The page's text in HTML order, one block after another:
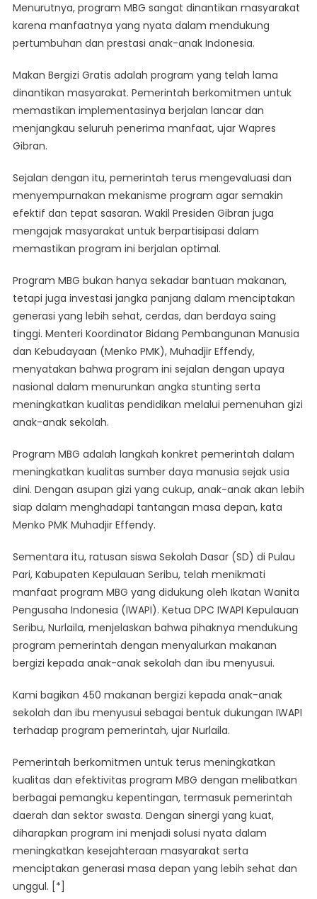
Menurutnya, program MBG sangat dinantikan masyarakat
karena manfaatnya yang nyata dalam mendukung
pertumbuhan dan prestasi anak-anak Indonesia.
Makan Bergizi Gratis adalah program yang telah lama
dinantikan masyarakat. Pemerintah berkomitmen untuk
memastikan implementasinya berjalan lancar dan
menjangkau seluruh penerima manfaat, ujar Wapres
Gibran.
Sejalan dengan itu, pemerintah terus mengevaluasi dan
menyempurnakan mekanisme program agar semakin
efektif dan tepat sasaran. Wakil Presiden Gibran juga
mengajak masyarakat untuk berpartisipasi dalam
memastikan program ini berjalan optimal.
Program MBG bukan hanya sekadar bantuan makanan,
tetapi juga investasi jangka panjang dalam menciptakan
generasi yang lebih sehat, cerdas, dan berdaya saing
tinggi. Menteri Koordinator Bidang Pembangunan Manusia
dan Kebudayaan (Menko PMK), Muhadjir Effendy,
menyatakan bahwa program ini sejalan dengan upaya
nasional dalam menurunkan angka stunting serta
meningkatkan kualitas pendidikan melalui pemenuhan gizi
anak-anak sekolah.
Program MBG adalah langkah konkret pemerintah dalam
meningkatkan kualitas sumber daya manusia sejak usia
dini. Dengan asupan gizi yang cukup, anak-anak akan lebih
siap dalam menghadapi tantangan masa depan, kata
Menko PMK Muhadjir Effendy.
Sementara itu, ratusan siswa Sekolah Dasar (SD) di Pulau
Pari, Kabupaten Kepulauan Seribu, telah menikmati
manfaat program MBG yang didukung oleh Ikatan Wanita
Pengusaha Indonesia (IWAPI). Ketua DPC IWAPI Kepulauan
Seribu, Nurlaila, menjelaskan bahwa pihaknya mendukung
program pemerintah dengan menyalurkan makanan
bergizi kepada anak-anak sekolah dan ibu menyusui.
Kami bagikan 450 makanan bergizi kepada anak-anak
sekolah dan ibu menyusui sebagai bentuk dukungan IWAPI
terhadap program pemerintah, ujar Nurlaila.
Pemerintah berkomitmen untuk terus meningkatkan
kualitas dan efektivitas program MBG dengan melibatkan
berbagai pemangku kepentingan, termasuk pemerintah
daerah dan sektor swasta. Dengan sinergi yang kuat,
diharapkan program ini menjadi solusi nyata dalam
meningkatkan kesejahteraan masyarakat serta
menciptakan generasi masa depan yang lebih sehat dan
unggul. [*]